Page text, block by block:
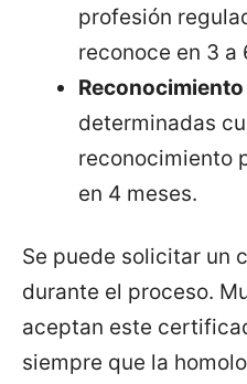
profesión
reconoce en 3 a
determinadas
reconocimiento
en 4 meses.
Se puede solicitar un
durante el proceso.
aceptan este
siempre que la